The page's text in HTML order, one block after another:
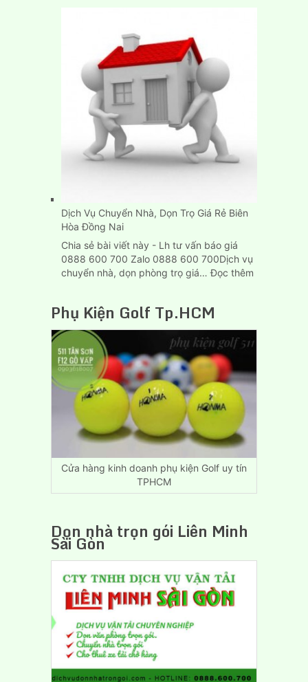
Dịch Vụ Chuyển Nhà, Dọn Trọ Giá Rẻ Biên
Hòa Đồng Nai
Chia sẻ bài viết này - Lh tư vấn báo giá
0888 600 700 Zalo 0888 600 700Dịch vụ
chuyển nhà, dọn phòng trọ giá…Đọc thêm:
Nhà,
Dọn
Rẻ
Phụ Kiện Golf Tp.HCM
Cửa hàng kinh doanh phụ kiện Golf uy tín
TPHCM
Dọn nhà trọn gói Liên Minh
Sài Gòn